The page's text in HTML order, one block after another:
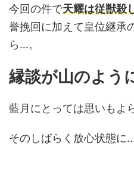
今回の件で天耀は従獣殺
誉挽回に加えて皇位継承
ら…。
縁談が山のよう
藍月にとっては思いもよ
そのしばらく放心状態に…